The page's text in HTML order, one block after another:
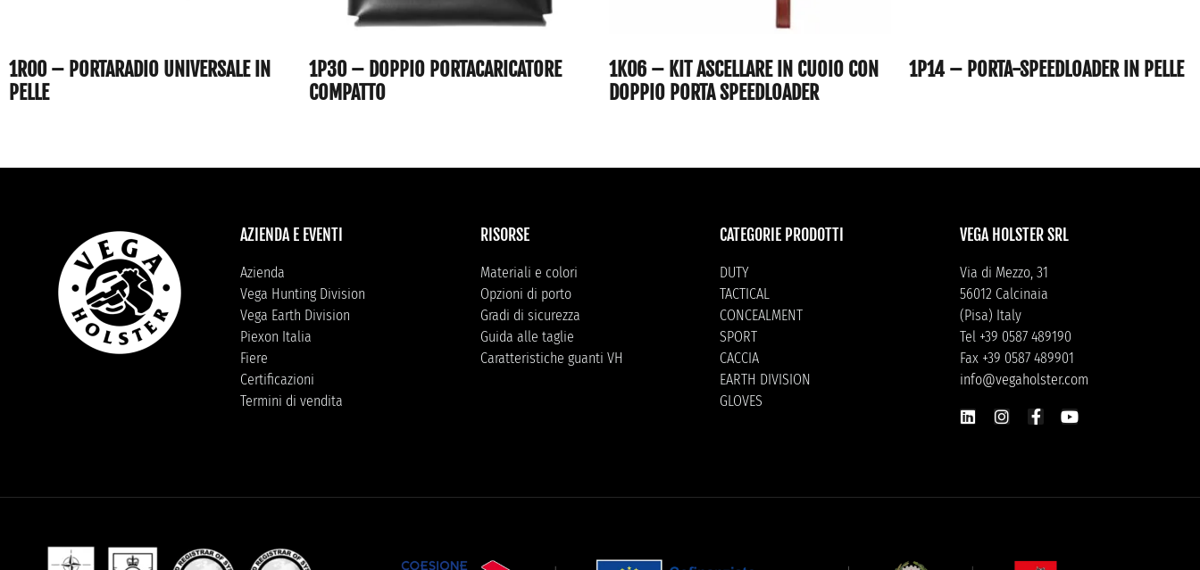
1R00 – PORTARADIO UNIVERSALE IN
PELLE
1P30 – DOPPIO PORTACARICATORE
COMPATTO
1K06 – KIT ASCELLARE IN CUOIO CON
DOPPIO PORTA SPEEDLOADER
1P14 – PORTA-SPEEDLOADER IN PELLE
AZIENDA E EVENTI
Azienda
Vega Hunting Division
Vega Earth Division
Piexon Italia
Fiere
Certificazioni
Termini di vendita
RISORSE
Materiali e colori
Opzioni di porto
Gradi di sicurezza
Guida alle taglie
Caratteristiche guanti VH
CATEGORIE PRODOTTI
DUTY
TACTICAL
CONCEALMENT
SPORT
CACCIA
EARTH DIVISION
GLOVES
VEGA HOLSTER SRL
Via di Mezzo, 31
56012 Calcinaia
(Pisa) Italy
Tel +39 0587 489190
Fax +39 0587 489901
info@vegaholster.com